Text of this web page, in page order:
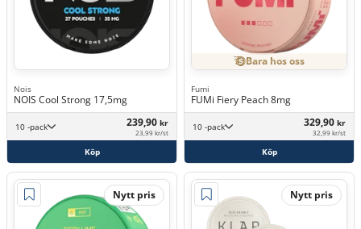
Nois
NOIS Cool Strong 17,5mg
10 -pack 239,90 kr
23,99 kr/st
Köp
Bara hos oss
Fumi
FUMi Fiery Peach 8mg
10 -pack 329,90 kr
32,99 kr/st
Köp
Nytt pris Nytt pris